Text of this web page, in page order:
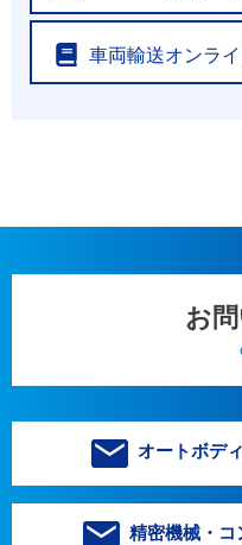
車両輸送オンラ
お
オートボデ
精密機械・コ